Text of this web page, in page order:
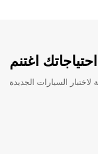
اغتنم
لاختبار السيارات الجديدة